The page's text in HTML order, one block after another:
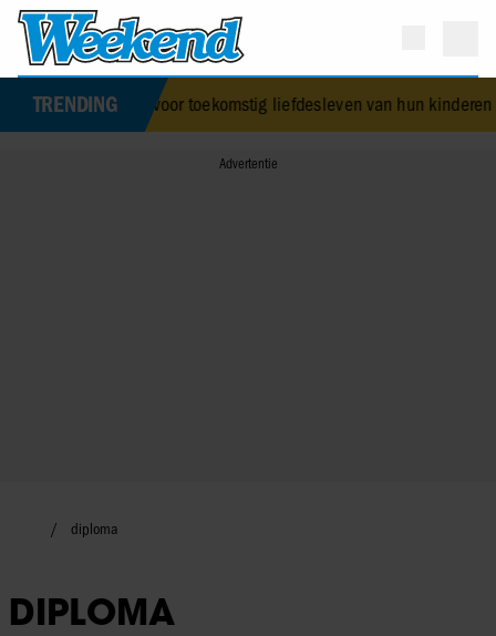
TRENDING
nemen maatregel voor toekomstig liefdesleven van hun kinderen
diploma
DIPLOMA